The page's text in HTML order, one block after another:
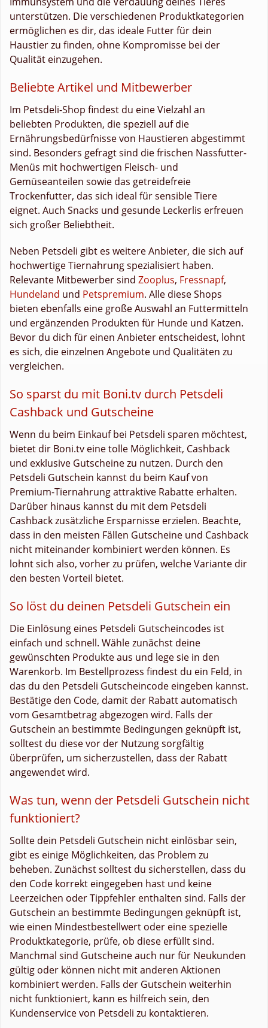
unterstützen. Die verschiedenen Produktkategorien
ermöglichen es dir, das ideale Futter für dein
Haustier zu finden, ohne Kompromisse bei der
Qualität einzugehen.
Beliebte Artikel und Mitbewerber
Im Petsdeli-Shop findest du eine Vielzahl an
beliebten Produkten, die speziell auf die
Ernährungsbedürfnisse von Haustieren abgestimmt
sind. Besonders gefragt sind die frischen Nassfutter-
Menüs mit hochwertigen Fleisch- und
Gemüseanteilen sowie das getreidefreie
Trockenfutter, das sich ideal für sensible Tiere
eignet. Auch Snacks und gesunde Leckerlis erfreuen
sich großer Beliebtheit.
Neben Petsdeli gibt es weitere Anbieter, die sich auf
hochwertige Tiernahrung spezialisiert haben.
Relevante Mitbewerber sind Zooplus, Fressnapf,
Hundeland und Petspremium. Alle diese Shops
bieten ebenfalls eine große Auswahl an Futtermitteln
und ergänzenden Produkten für Hunde und Katzen.
Bevor du dich für einen Anbieter entscheidest, lohnt
es sich, die einzelnen Angebote und Qualitäten zu
vergleichen.
So sparst du mit Boni.tv durch Petsdeli
Cashback und Gutscheine
Wenn du beim Einkauf bei Petsdeli sparen möchtest,
bietet dir Boni.tv eine tolle Möglichkeit, Cashback
und exklusive Gutscheine zu nutzen. Durch den
Petsdeli Gutschein kannst du beim Kauf von
Premium-Tiernahrung attraktive Rabatte erhalten.
Darüber hinaus kannst du mit dem Petsdeli
Cashback zusätzliche Ersparnisse erzielen. Beachte,
dass in den meisten Fällen Gutscheine und Cashback
nicht miteinander kombiniert werden können. Es
lohnt sich also, vorher zu prüfen, welche Variante dir
den besten Vorteil bietet.
So löst du deinen Petsdeli Gutschein ein
Die Einlösung eines Petsdeli Gutscheincodes ist
einfach und schnell. Wähle zunächst deine
gewünschten Produkte aus und lege sie in den
Warenkorb. Im Bestellprozess findest du ein Feld, in
das du den Petsdeli Gutscheincode eingeben kannst.
Bestätige den Code, damit der Rabatt automatisch
vom Gesamtbetrag abgezogen wird. Falls der
Gutschein an bestimmte Bedingungen geknüpft ist,
solltest du diese vor der Nutzung sorgfältig
überprüfen, um sicherzustellen, dass der Rabatt
angewendet wird.
Was tun, wenn der Petsdeli Gutschein nicht
funktioniert?
Sollte dein Petsdeli Gutschein nicht einlösbar sein,
gibt es einige Möglichkeiten, das Problem zu
beheben. Zunächst solltest du sicherstellen, dass du
den Code korrekt eingegeben hast und keine
Leerzeichen oder Tippfehler enthalten sind. Falls der
Gutschein an bestimmte Bedingungen geknüpft ist,
wie einen Mindestbestellwert oder eine spezielle
Produktkategorie, prüfe, ob diese erfüllt sind.
Manchmal sind Gutscheine auch nur für Neukunden
gültig oder können nicht mit anderen Aktionen
kombiniert werden. Falls der Gutschein weiterhin
nicht funktioniert, kann es hilfreich sein, den
Kundenservice von Petsdeli zu kontaktieren.